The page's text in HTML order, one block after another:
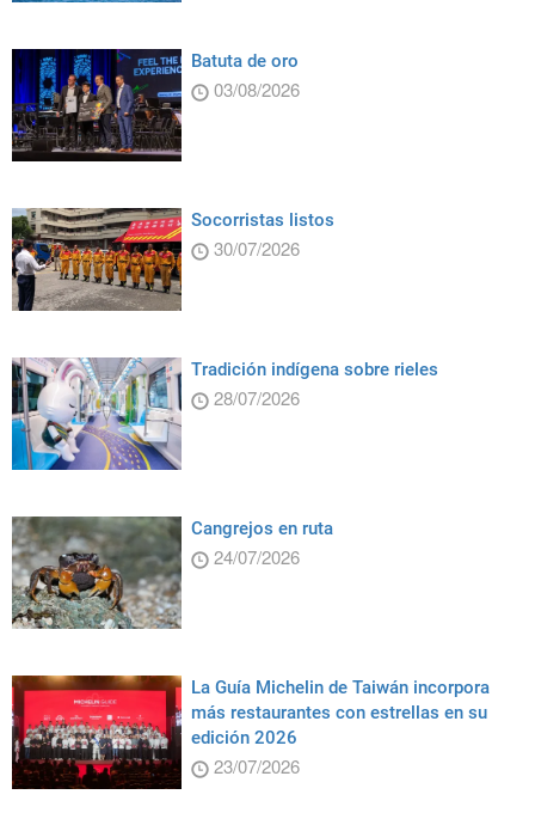
Batuta de oro
03/08/2026
Socorristas listos
30/07/2026
Tradición indígena sobre rieles
28/07/2026
Cangrejos en ruta
24/07/2026
La Guía Michelin de Taiwán incorpora
más restaurantes con estrellas en su
edición 2026
23/07/2026